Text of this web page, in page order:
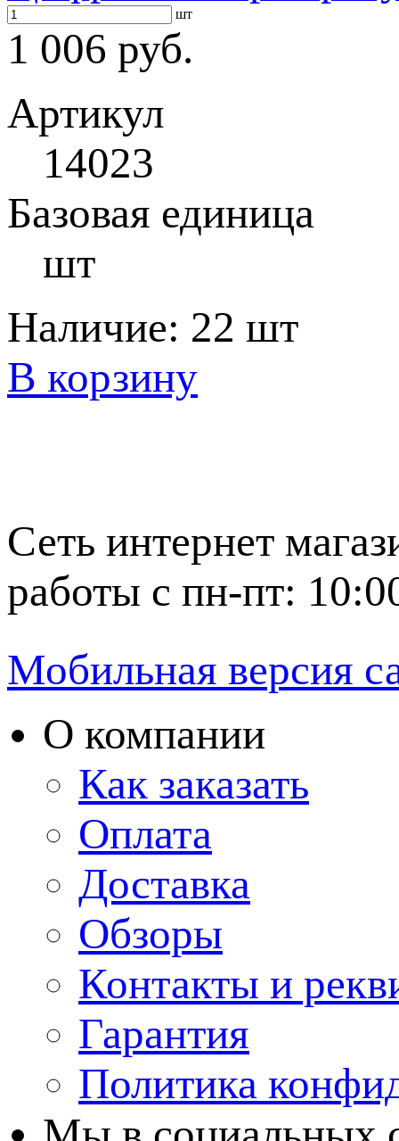
шт
1 006 руб.
Артикул
14023
Базовая единица
шт
Наличие: 22 шт
В корзину
Сеть интернет
работы с пн-пт:
Мобильная версия
О компании
Как заказать
Оплата
Доставка
Обзоры
Контакты и
Гарантия
Политика